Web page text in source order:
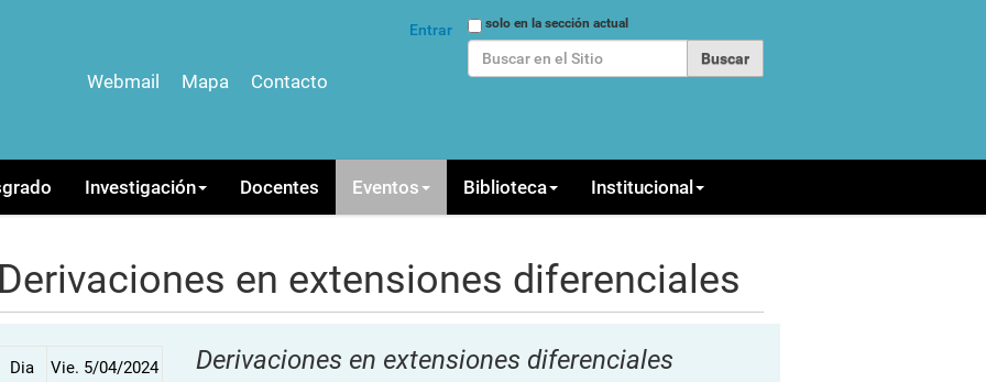
Buscarsolo en la sección actual
Entrar
Webmail Mapa Contacto
Investigación Docentes Eventos Biblioteca Institucional
en extensiones diferenciales
Dia Vie. 5/04/2024 Derivaciones en extensiones diferenciales